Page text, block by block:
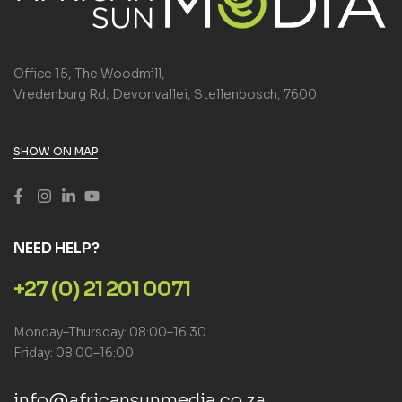
Office 15, The Woodmill,
Vredenburg Rd, Devonvallei, Stellenbosch, 7600
SHOW ON MAP
NEED HELP?
+27 (0) 21 201 0071
Monday–Thursday: 08:00–16:30
Friday: 08:00–16:00